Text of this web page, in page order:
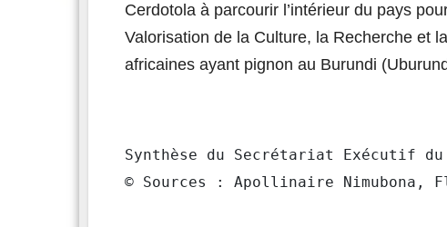
Cerdotola à parcourir l’intérieur du pays
Valorisation de la Culture, la Recherche et
africaines ayant pignon au Burundi
Synthèse du Secrétariat Exécutif du
© Sources : Apollinaire Nimubona,